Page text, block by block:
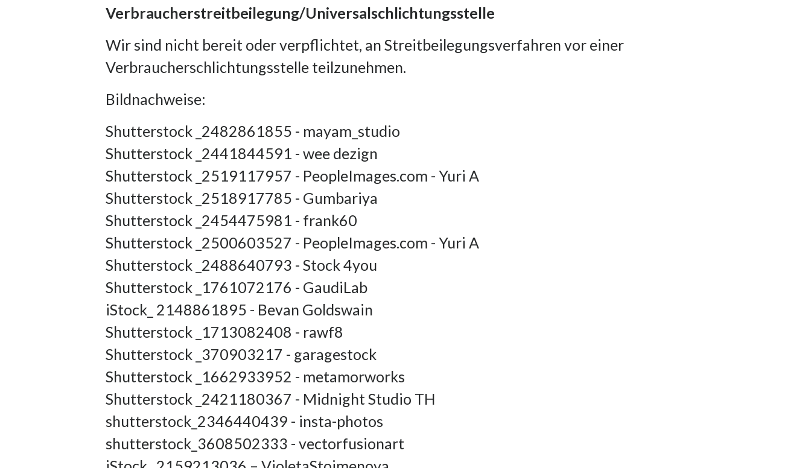
Verbraucherstreitbeilegung/Universalschlichtungsstelle
Wir sind nicht bereit oder verpflichtet, an Streitbeilegungsverfahren vor einer
Verbraucherschlichtungsstelle teilzunehmen.
Bildnachweise:
Shutterstock _2482861855 - mayam_studio
Shutterstock _2441844591 - wee dezign
Shutterstock _2519117957 - PeopleImages.com - Yuri A
Shutterstock _2518917785 - Gumbariya
Shutterstock _2454475981 - frank60
Shutterstock _2500603527 - PeopleImages.com - Yuri A
Shutterstock _2488640793 - Stock 4you
Shutterstock _1761072176 - GaudiLab
iStock_ 2148861895 - Bevan Goldswain
Shutterstock _1713082408 - rawf8
Shutterstock _370903217 - garagestock
Shutterstock _1662933952 - metamorworks
Shutterstock _2421180367 - Midnight Studio TH
shutterstock_2346440439 - insta-photos
shutterstock_3608502333 - vectorfusionart